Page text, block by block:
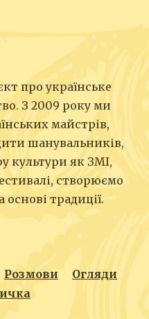
про українське
З 2009 року ми
майстрів,
шанувальників,
культури як ЗМІ,
створюємо
традиції.
Розмови
Огляди